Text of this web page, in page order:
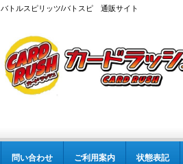
バトルスピリッツ/バトスピ 通販サイト
問い合わせ ご利用案内 状態表記